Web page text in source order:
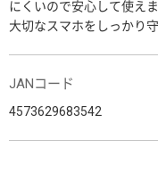
にくいので安心して使え
大切なスマホをしっかり守
JANコード
4573629683542